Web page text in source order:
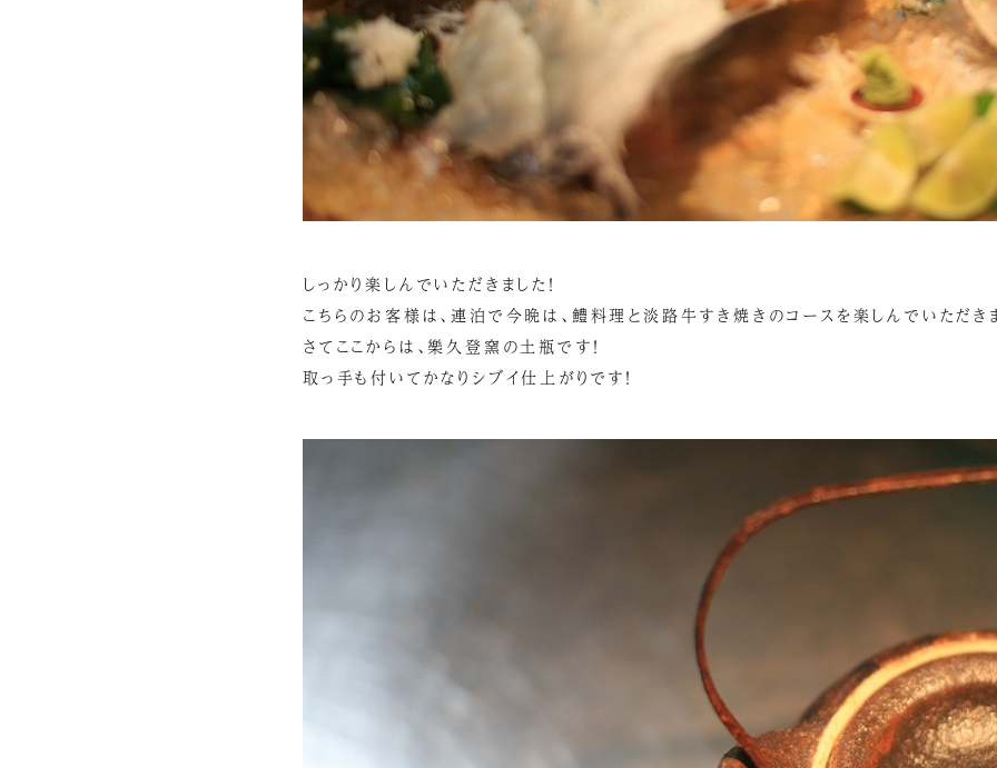
しっかり楽しんでいただきました！
こちらのお客様は、連泊で今晩は、鱧料理と淡路牛すき焼きのコースを楽しんでいただき
さてここからは、樂久登窯の土瓶です！
取っ手も付いてかなりシブイ仕上がりです！